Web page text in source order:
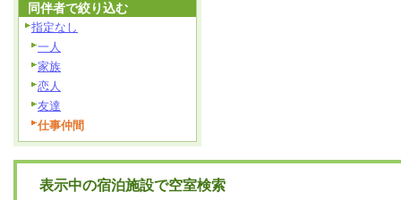
同伴者で絞り込む
指定なし
一人
家族
恋人
友達
仕事仲間
表示中の宿泊施設で空室検索